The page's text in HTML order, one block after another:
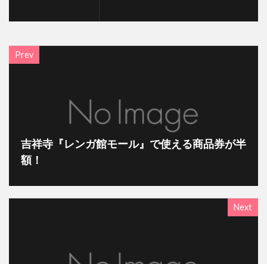
Prev
吉祥寺『レンガ館モール』で使える商品券が半
額！
Next